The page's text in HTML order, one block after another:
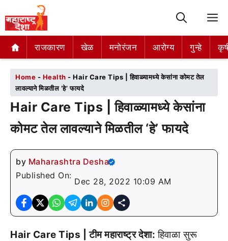
राजकारण खेळ मनोरंजन आरोग्य गुन्हे
राजकारण खेळ मनोरंजन आरोग्य गुन्हे
Home - Health - Hair Care Tips | हिवाळ्यामध्ये केसांना कोमट तेल
लावल्याने मिळतील ‘हे’ फायदे
Hair Care Tips | हिवाळ्यामध्ये केसांना
कोमट तेल लावल्याने मिळतील ‘हे’ फायदे
by Maharashtra Desha
Published On:
Dec 28, 2022 10:09 AM
Hair Care Tips | टीम महाराष्ट्र देशा:हिवाळा सुरू